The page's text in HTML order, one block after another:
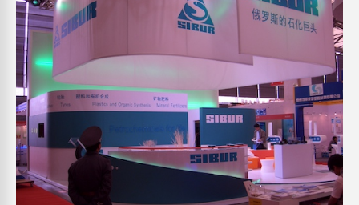
ПЕРЕЙТИ НА